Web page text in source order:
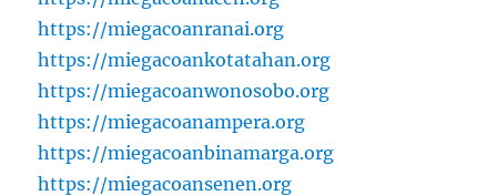
https://miegacoanranai.org
https://miegacoankotatahan.org
https://miegacoanwonosobo.org
https://miegacoanampera.org
https://miegacoanbinamarga.org
https://miegacoansenen.org